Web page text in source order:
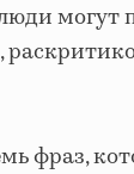
могут
фраз,